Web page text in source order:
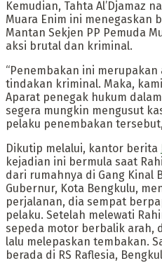
Kemudian, Tahta Al’Djamaz
Muara Enim ini menegaskan
Mantan Sekjen PP Pemuda
aksi brutal dan kriminal.
“Penembakan ini
tindakan kriminal. Maka,
Aparat penegak hukum
segera mungkin mengusut
pelaku penembakan
Dikutip melalui, kantor berita
kejadian ini bermula saat
dari rumahnya di Gang Kinal
Gubernur, Kota Bengkulu,
perjalanan, dia sempat
pelaku. Setelah melewati
sepeda motor berbalik arah,
lalu melepaskan tembakan.
berada di RS Raflesia,